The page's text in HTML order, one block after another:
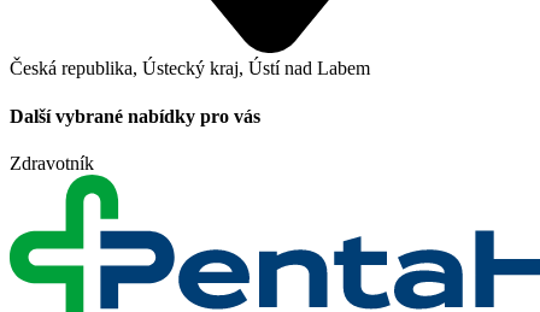
Česká republika, Ústecký kraj, Ústí nad Labem
Další vybrané nabídky pro vás
Zdravotník